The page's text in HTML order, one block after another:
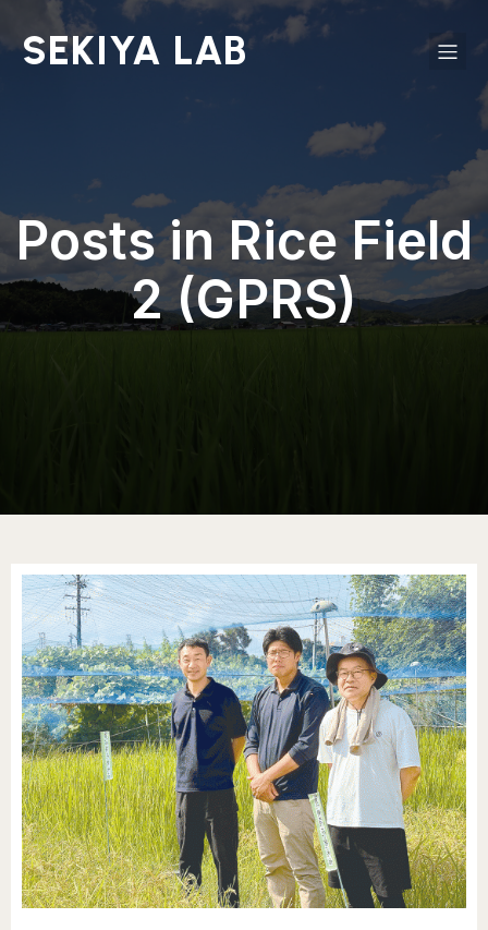
SEKIYA LAB
Posts in Rice Field
2 (GPRS)